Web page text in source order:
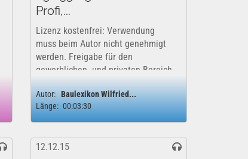
Profi,...
Lizenz kostenfrei: Verwendung
muss beim Autor nicht genehmigt
werden. Freigabe für den
gewerblichen- und privaten Bereich
vom Autor genehmigt. YouTube
Lizenzfreigabe: Das Projekt kann
uneingeschränkt für...
Autor: Baulexikon Wilfried...
Länge: 00:03:30
12.12.15